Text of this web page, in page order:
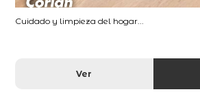
Cuidado y limpieza del hogar...
Ver